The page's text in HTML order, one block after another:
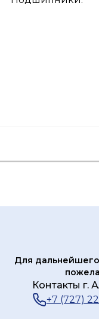
Для
Контакты г.
+7 (727)